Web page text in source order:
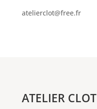
atelierclot@free.fr
ATELIER CLOT